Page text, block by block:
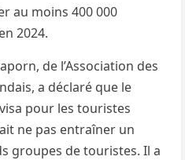
au moins 400 000
2024.
de l’Association des
a déclaré que le
pour les touristes
ne pas entraîner un
groupes de touristes. Il a